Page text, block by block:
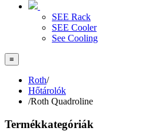
SEE Rack
SEE Cooler
See Cooling
≡
Roth/
Hőtárolók
/Roth Quadroline
Termékkategóriák